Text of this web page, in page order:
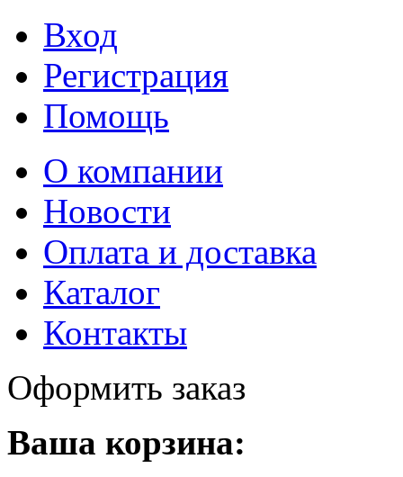
Вход
Регистрация
Помощь
О компании
Новости
Оплата и доставка
Каталог
Контакты
Оформить заказ
Ваша корзина: